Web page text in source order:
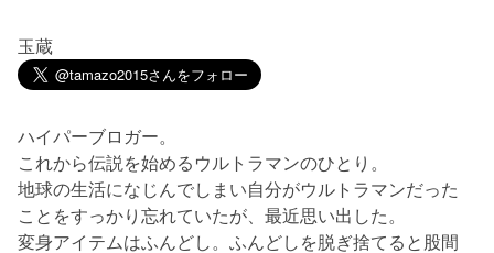
玉蔵
ハイパーブロガー。
これから伝説を始めるウルトラマンのひとり。
地球の生活になじんでしまい自分がウルトラマンだった
ことをすっかり忘れていたが、最近思い出した。
変身アイテムはふんどし。ふんどしを脱ぎ捨てると股間